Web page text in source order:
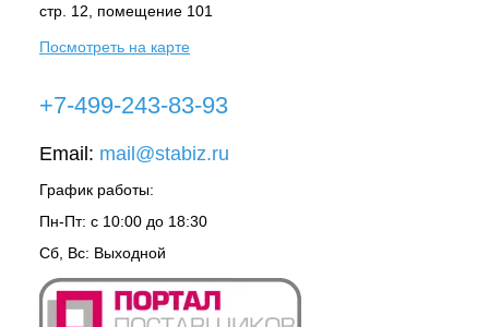
стр. 12, помещение 101
Посмотреть на карте
+7-499-243-83-93
Email: mail@stabiz.ru
График работы:
Пн-Пт: с 10:00 до 18:30
Сб, Вс: Выходной